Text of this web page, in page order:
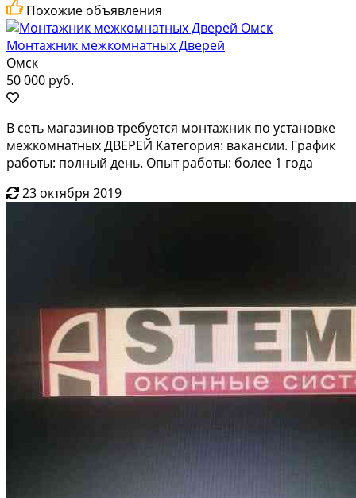
Похожие объявления
Монтажник межкомнатных Дверей
Омск
50 000 руб.
В сеть магазинов требуется монтажник по установке
межкомнатных ДВЕРЕЙ Категория: вакансии. График
работы: полный день. Опыт работы: более 1 года
23 октября 2019